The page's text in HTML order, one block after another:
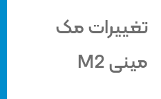
تغییرات مک
مینی M2